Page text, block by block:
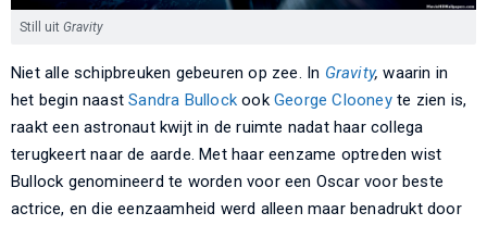
Still uit Gravity
Niet alle schipbreuken gebeuren op zee. In Gravity,waarin in
het begin naastSandra Bullock ookGeorge Clooneyte zien is,
raakt een astronaut kwijt in de ruimte nadat haar collega
terugkeert naar de aarde. Met haar eenzame optreden wist
Bullock genomineerd te worden voor een Oscar voor beste
actrice, en die eenzaamheid werd alleen maar benadrukt door